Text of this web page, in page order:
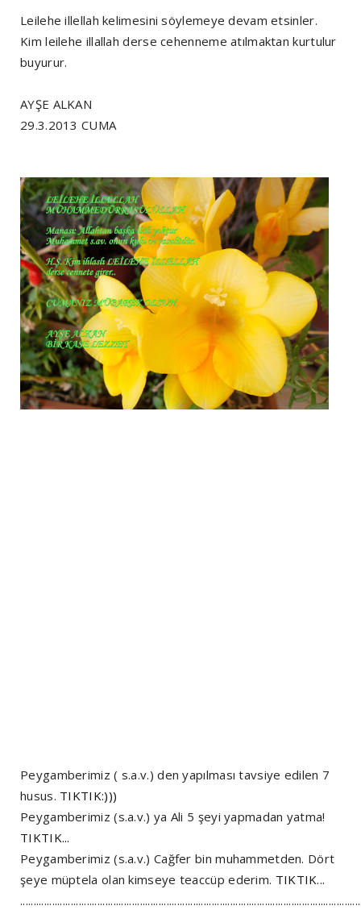
Leilehe illellah kelimesini söylemeye devam etsinler.
Kim leilehe illallah derse cehenneme atılmaktan kurtulur
buyurur.
AYŞE ALKAN
29.3.2013 CUMA
Peygamberimiz ( s.a.v.) den yapılması tavsiye edilen 7
husus. TIKTIK:)))
Peygamberimiz (s.a.v.) ya Ali 5 şeyi yapmadan yatma!
TIKTIK...
Peygamberimiz (s.a.v.) Cağfer bin muhammetden. Dört
şeye müptela olan kimseye teaccüp ederim. TIKTIK...